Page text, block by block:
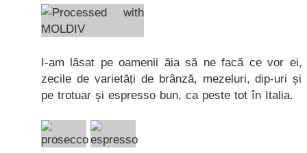
I-am lăsat pe oamenii ăia să ne facă ce vor
zecile de varietăți de brânză, mezeluri, dip-uri și
pe trotuar și espresso bun, ca peste tot în Italia.